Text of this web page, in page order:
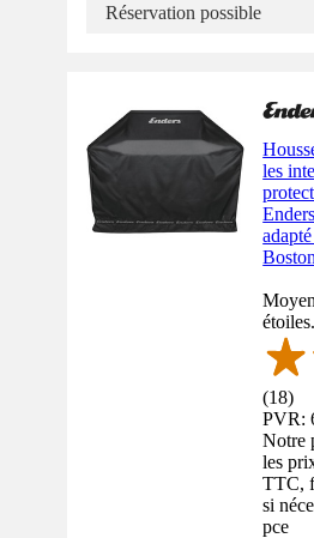
Réservation possible
les
(18)
PVR:
Notre
les
TTC,
si
pce